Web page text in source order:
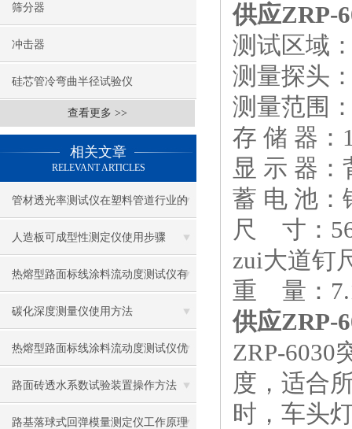
筛分器
冲击器
硅芯管冷弯曲半径试验仪
查看更多 >>
相关文章
RELEVANT ARTICLES
管材透光率测试仪在塑料管道行业的
应用
人造板可成型性测定仪使用步骤
热熔型路面标线涂料流动度测试仪有
什么用？
碳化深度测量仪使用方法
热熔型路面标线涂料流动度测试仪优
势
路面砖透水系数试验装置操作方法
路基落球式回弹模量测定仪工作原理
供应ZRP-
测试区域
测量探头
测量范围
存 储 器：
显 示 器
蓄 电 池：
尺 寸：
zui大道钉
重 量：
供应ZRP-
ZRP-6030
度，适合
时，车头